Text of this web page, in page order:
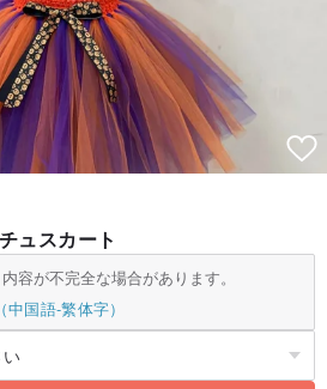
ュスカート
容が不完全な場合があります。
国語-繁体字）